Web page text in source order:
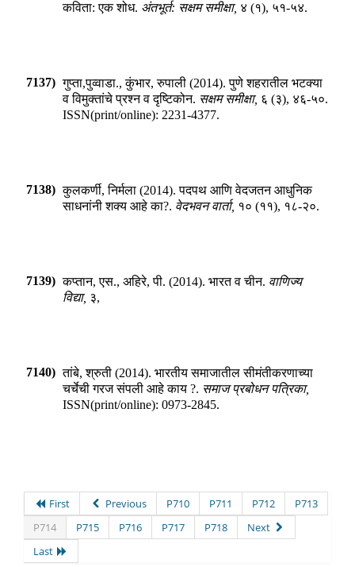
कविता: एक शोध. अंतभूर्त: सक्षम समीक्षा, ४ (१), ५१-५४.
7137) गुप्ता,पुव्वाडा., कुंभार, रुपाली (2014).पुणे शहरातील भटक्या
व विमुक्तांचे प्रश्न व दृष्टिकोन. सक्षम समीक्षा, ६ (३), ४६-५०.
ISSN(print/online): 2231-4377.
7138) कुलकर्णी, निर्मला (2014).पदपथ आणि वेदजतन आधुनिक
साधनांनी शक्य आहे का?. वेदभवन वार्ता, १० (११), १८-२०.
7139) कप्तान, एस., अहिरे, पी. (2014). भारत व चीन. वाणिज्य
विद्या, ३,
7140) तांबे, श्रुती (2014). भारतीय समाजातील सीमंतीकरणाच्या
चर्चेची गरज संपली आहे काय ?. समाज प्रबोधन पत्रिका,
ISSN(print/online): 0973-2845.
First Previous P710 P711 P712
P713
P714
P715 P716 P717 P718
Next
Last